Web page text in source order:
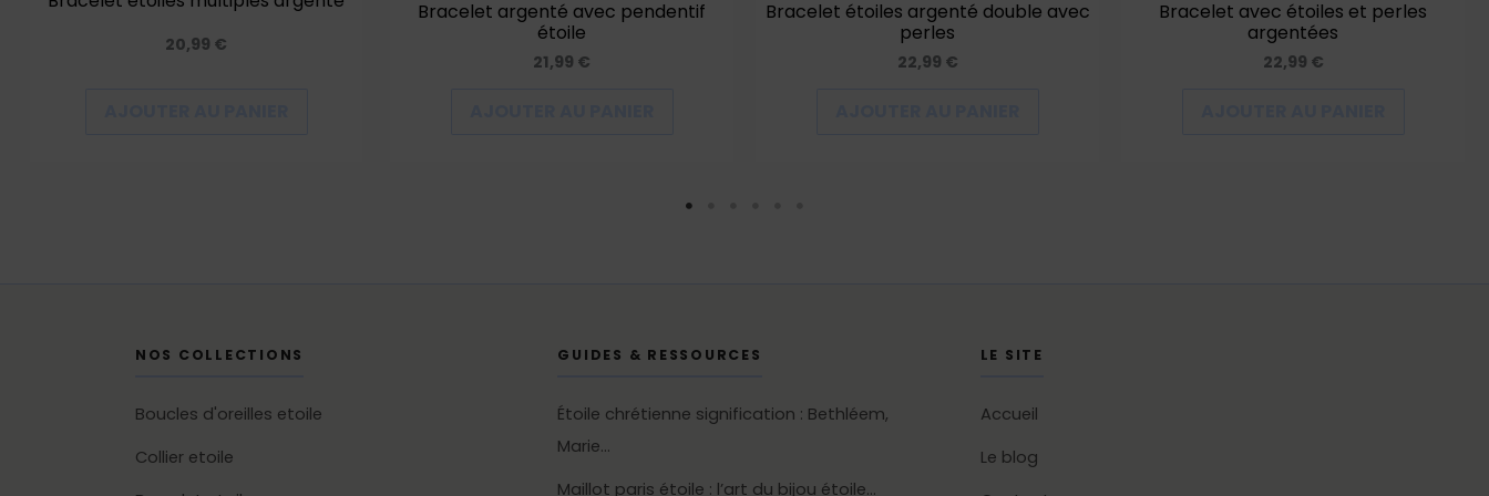
20,99 €
Bracelet argenté avec pendentif
étoile
21,99 €
Bracelet étoiles argenté double avec
perles
22,99 €
Bracelet avec étoiles et perles
argentées
22,99 €
NOS COLLECTIONS
Boucles d'oreilles etoile
Collier etoile
GUIDES & RESSOURCES
Étoile chrétienne signification : Bethléem,
Marie…
Maillot paris étoile : l’art du bijou étoile…
LE SITE
Accueil
Le blog